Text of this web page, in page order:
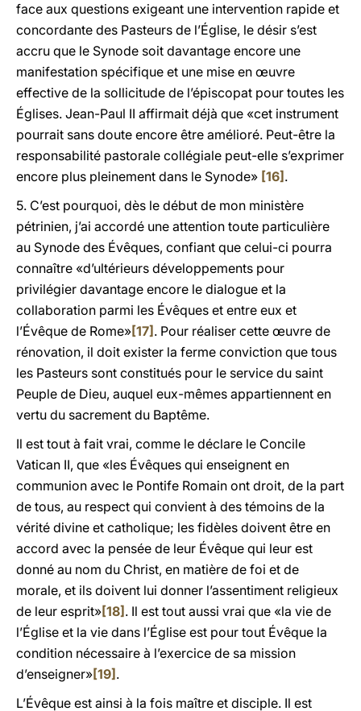
face aux questions exigeant une intervention rapide et
concordante des Pasteurs de l’Église, le désir s’est
accru que le Synode soit davantage encore une
manifestation spécifique et une mise en œuvre
effective de la sollicitude de l’épiscopat pour toutes les
Églises. Jean-Paul II affirmait déjà que «cet instrument
pourrait sans doute encore être amélioré. Peut-être la
responsabilité pastorale collégiale peut-elle s’exprimer
encore plus pleinement dans le Synode» [16] .
5. C’est pourquoi, dès le début de mon ministère
pétrinien, j’ai accordé une attention toute particulière
au Synode des Évêques, confiant que celui-ci pourra
connaître «d’ultérieurs développements pour
privilégier davantage encore le dialogue et la
collaboration parmi les Évêques et entre eux et
l’Évêque de Rome»[17] . Pour réaliser cette œuvre de
rénovation, il doit exister la ferme conviction que tous
les Pasteurs sont constitués pour le service du saint
Peuple de Dieu, auquel eux-mêmes appartiennent en
vertu du sacrement du Baptême.
Il est tout à fait vrai, comme le déclare le Concile
Vatican II, que «les Évêques qui enseignent en
communion avec le Pontife Romain ont droit, de la part
de tous, au respect qui convient à des témoins de la
vérité divine et catholique; les fidèles doivent être en
accord avec la pensée de leur Évêque qui leur est
donné au nom du Christ, en matière de foi et de
morale, et ils doivent lui donner l’assentiment religieux
de leur esprit»[18] . Il est tout aussi vrai que «la vie de
l’Église et la vie dans l’Église est pour tout Évêque la
condition nécessaire à l’exercice de sa mission
d’enseigner»[19] .
L’Évêque est ainsi à la fois maître et disciple. Il est